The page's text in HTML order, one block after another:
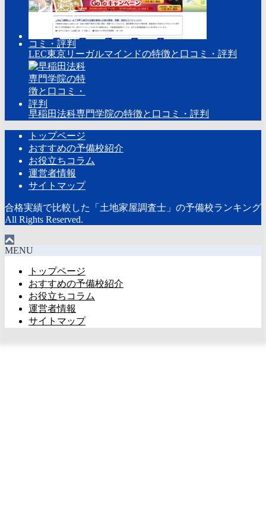
LEC東京リーガルマインドの特徴と口コミ・評判
早稲田法科専門学院の特徴と口コミ・評判
トップページ
おすすめの予備校紹介
お役立ちコラム
運営者情報
サイトマップ
合格実績で比較した「土地家屋調査士」の予備校ランキング
All Rights Reserved.
MENU
トップページ
おすすめの予備校紹介
お役立ちコラム
運営者情報
サイトマップ